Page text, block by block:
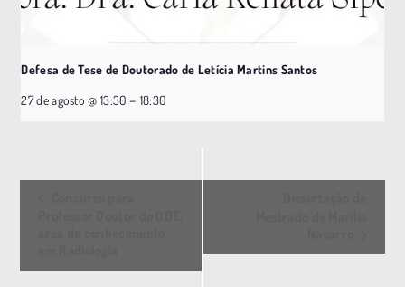
Defesa de Tese de Doutorado de Letícia Martins Santos
27 de agosto @ 13:30 – 18:30
n